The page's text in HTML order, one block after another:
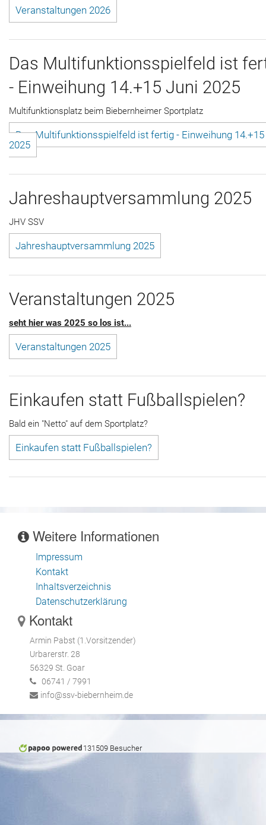
Veranstaltungen 2026
Das Multifunktionsspielfeld ist
- Einweihung 14.+15 Juni 2025
Multifunktionsplatz beim Biebernheimer Sportplatz
Das Multifunktionsspielfeld ist fertig - Einweihung
2025
Jahreshauptversammlung 2025
JHV SSV
Jahreshauptversammlung 2025
Veranstaltungen 2025
seht hier was 2025 so los ist...
Veranstaltungen 2025
Einkaufen statt Fußballspielen?
Bald ein "Netto" auf dem Sportplatz?
Einkaufen statt Fußballspielen?
Weitere Informationen
Impressum
Kontakt
Inhaltsverzeichnis
Datenschutzerklärung
Kontakt
Armin Pabst (1.Vorsitzender)
Urbarerstr. 28
56329 St. Goar
06741 / 7991
info@ssv-biebernheim.de
131509 Besucher